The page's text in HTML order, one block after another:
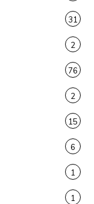
31
2
76
2
15
6
1
1